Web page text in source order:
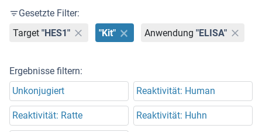
Gesetzte Filter:
Target "HES1" "Kit" Anwendung "ELISA"
Ergebnisse filtern:
Unkonjugiert
Reaktivität: Human
Reaktivität: Ratte Reaktivität: Huhn